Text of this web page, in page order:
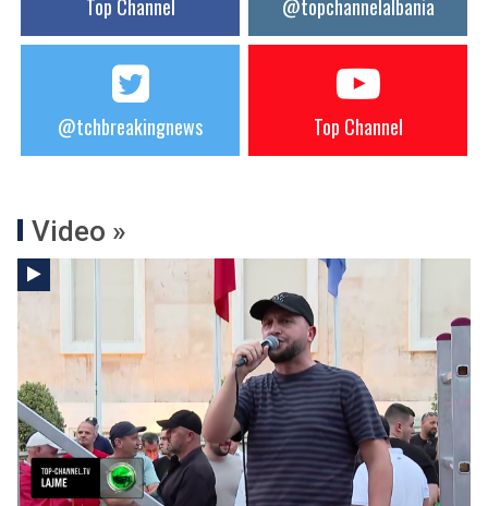
Top Channel @topchannelalbania
@tchbreakingnews Top Channel
Video »